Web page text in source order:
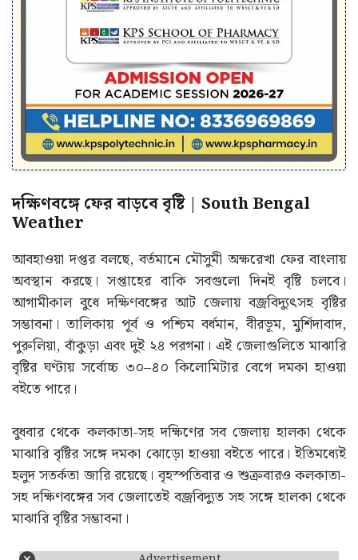
দক্ষিণবঙ্গে ফের বাড়বে বৃষ্টি | South Bengal
Weather
আবহাওয়া দপ্তর বলছে, বর্তমানে মৌসুমী অক্ষরেখা ফের বাংলায়
অবস্থান করছে। সপ্তাহের বাকি সবগুলো দিনই বৃষ্টি চলবে।
আগামীকাল বুধে দক্ষিণবঙ্গের আট জেলায় বজ্রবিদ্যুৎসহ বৃষ্টির
সম্ভাবনা। তালিকায় পূর্ব ও পশ্চিম বর্ধমান, বীরভূম, মুর্শিদাবাদ,
পুরুলিয়া, বাঁকুড়া এবং দুই ২৪ পরগনা। এই জেলাগুলিতে মাঝারি
বৃষ্টির ঘণ্টায় সর্বোচ্চ ৩০–৪০ কিলোমিটার বেগে দমকা হাওয়া
বইতে পারে।
বুধবার থেকে কলকাতা-সহ দক্ষিণের সব জেলায় হালকা থেকে
মাঝারি বৃষ্টির সঙ্গে দমকা ঝোড়ো হাওয়া বইতে পারে। ইতিমধ্যেই
হলুদ সতর্কতা জারি রয়েছে। বৃহস্পতিবার ও শুক্রবারও কলকাতা-
সহ দক্ষিণবঙ্গের সব জেলাতেই বজ্রবিদ্যুত সহ সঙ্গে হালকা থেকে
মাঝারি বৃষ্টির সম্ভাবনা।